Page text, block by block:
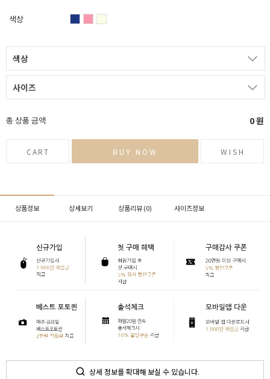
색상
색상
사이즈
총 상품 금액 0원
CART BUY NOW WISH
상품정보 상세보기 상품리뷰 (0) 사이즈정보
상세 정보를 확대해 보실 수 있습니다.